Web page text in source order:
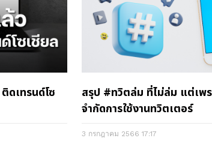
ดเทรนด์โซ
สรุป #ทวิตล่ม ที่ไม่ล่ม แต่เพ
จำกัดการใช้งานทวิตเตอร์
3 กรกฎาคม 2566 17:17